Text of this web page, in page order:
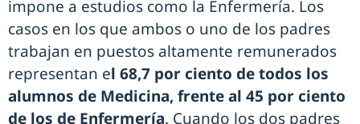
impone a estudios como la Enfermería. Los
casos en los que ambos o uno de los padres
trabajan en puestos altamente remunerados
representan el 68,7 por ciento de todos los
alumnos de Medicina, frente al 45 por ciento
de los de Enfermería. Cuando los dos padres